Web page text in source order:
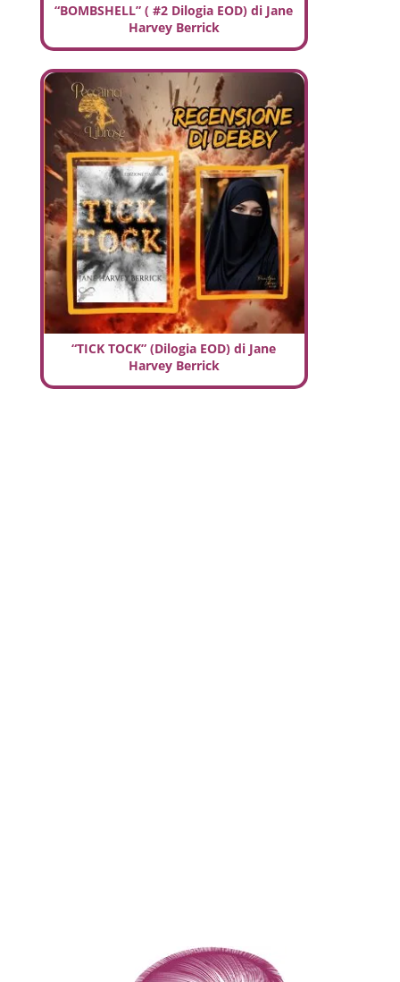
“BOMBSHELL” ( #2 Dilogia EOD) di Jane
Harvey Berrick
“TICK TOCK” (Dilogia EOD) di Jane
Harvey Berrick